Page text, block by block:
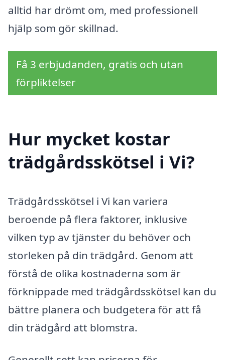
alltid har drömt om, med professionell
hjälp som gör skillnad.
Få 3 erbjudanden, gratis och utan
förpliktelser
Hur mycket kostar
trädgårdsskötsel i Vi?
Trädgårdsskötsel i Vi kan variera
beroende på flera faktorer, inklusive
vilken typ av tjänster du behöver och
storleken på din trädgård. Genom att
förstå de olika kostnaderna som är
förknippade med trädgårdsskötsel kan du
bättre planera och budgetera för att få
din trädgård att blomstra.